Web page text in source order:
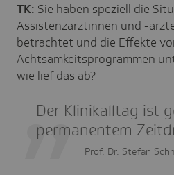
TK: Sie haben speziell die
Assistenzärztinnen und -
betrachtet und die Effekte
Achtsamkeitsprogrammen
wie lief das ab?
Der Klinikalltag ist
permanentem
Prof. Dr. Stefan